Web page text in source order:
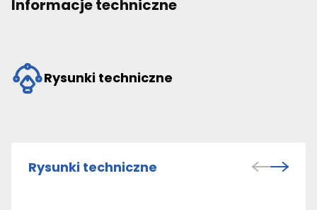
Informacje techniczne
Rysunki techniczne
Rysunki techniczne